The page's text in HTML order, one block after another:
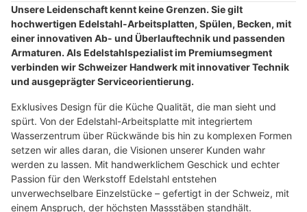
Unsere Leidenschaft kennt keine Grenzen. Sie gilt
hochwertigen Edelstahl-Arbeitsplatten, Spülen, Becken, mit
einer innovativen Ab- und Überlauftechnik und passenden
Armaturen. Als Edelstahlspezialist im Premiumsegment
verbinden wir Schweizer Handwerk mit innovativer Technik
und ausgeprägter Serviceorientierung.
Exklusives Design für die Küche Qualität, die man sieht und
spürt. Von der Edelstahl-Arbeitsplatte mit integriertem
Wasserzentrum über Rückwände bis hin zu komplexen Formen
setzen wir alles daran, die Visionen unserer Kunden wahr
werden zu lassen. Mit handwerklichem Geschick und echter
Passion für den Werkstoff Edelstahl entstehen
unverwechselbare Einzelstücke – gefertigt in der Schweiz, mit
einem Anspruch, der höchsten Massstäben standhält.